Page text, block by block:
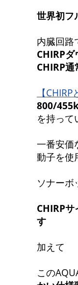
世界初フ
内臓回路
CHIRP
CHIRP
【
800/
を持って
一番安
動子を
ソナーボ
CHIRP
す
加えて
この